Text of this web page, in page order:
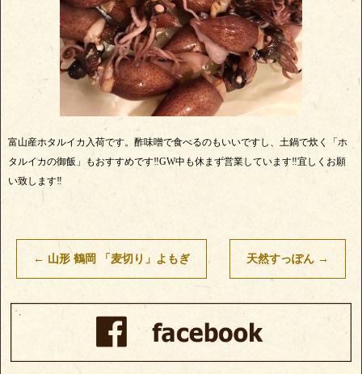
富山産ホタルイカ入荷です。酢味噌で食べるのもいいですし、土鍋で炊く「ホ
タルイカの御飯」もおすすめです‼️GW中も休まず営業しています‼️宜しくお願
い致します‼️
← 山形 鶴岡 「麦切り」よもぎ 天然すっぽん →